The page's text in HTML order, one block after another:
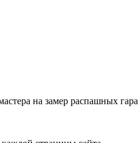
на замер распашных